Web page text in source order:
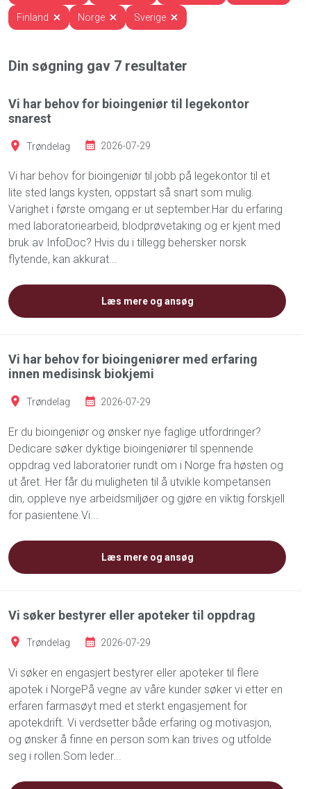
Finland Norge Sverige
Din søgning gav 7 resultater
Vi har behov for bioingeniør til legekontor
snarest
Trøndelag 2026-07-29
Vi har behov for bioingeniør til jobb på legekontor til et
lite sted langs kysten, oppstart så snart som mulig.
Varighet i første omgang er ut september.Har du erfaring
med laboratoriearbeid, blodprøvetaking og er kjent med
bruk av InfoDoc? Hvis du i tillegg behersker norsk
flytende, kan akkurat...
Læs mere og ansøg
Vi har behov for bioingeniører med erfaring
innen medisinsk biokjemi
Trøndelag 2026-07-29
Er du bioingeniør og ønsker nye faglige utfordringer?
Dedicare søker dyktige bioingeniører til spennende
oppdrag ved laboratorier rundt om i Norge fra høsten og
ut året. Her får du muligheten til å utvikle kompetansen
din, oppleve nye arbeidsmiljøer og gjøre en viktig forskjell
for pasientene.Vi...
Læs mere og ansøg
Vi søker bestyrer eller apoteker til oppdrag
Trøndelag 2026-07-29
Vi søker en engasjert bestyrer eller apoteker til flere
apotek i NorgePå vegne av våre kunder søker vi etter en
erfaren farmasøyt med et sterkt engasjement for
apotekdrift. Vi verdsetter både erfaring og motivasjon,
og ønsker å finne en person som kan trives og utfolde
seg i rollen.Som leder...